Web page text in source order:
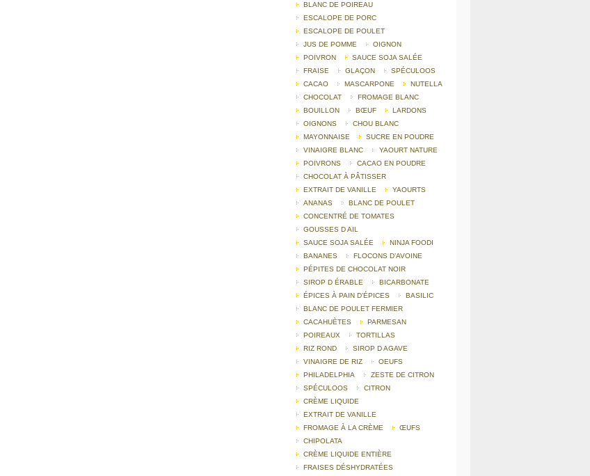
BLANC DE POIREAU
ESCALOPE DE PORC
ESCALOPE DE POULET
JUS DE POMME
OIGNON
POIVRON
SAUCE SOJA SALÉE
FRAISE
GLAÇON
SPÉCULOOS
CACAO
MASCARPONE
NUTELLA
CHOCOLAT
FROMAGE BLANC
BOUILLON
BŒUF
LARDONS
OIGNONS
CHOU BLANC
MAYONNAISE
SUCRE EN POUDRE
VINAIGRE BLANC
YAOURT NATURE
POIVRONS
CACAO EN POUDRE
CHOCOLAT À PÂTISSER
EXTRAIT DE VANILLE
YAOURTS
ANANAS
BLANC DE POULET
CONCENTRÉ DE TOMATES
GOUSSES D AIL
SAUCE SOJA SALÉE
NINJA FOODI
BANANES
FLOCONS D’AVOINE
PÉPITES DE CHOCOLAT NOIR
SIROP D ÉRABLE
BICARBONATE
ÉPICES À PAIN D’ÉPICES
BASILIC
BLANC DE POULET FERMIER
CACAHUÈTES
PARMESAN
POIREAUX
TORTILLAS
RIZ ROND
SIROP D AGAVE
VINAIGRE DE RIZ
OEUFS
PHILADELPHIA
ZESTE DE CITRON
SPÉCULOOS
CITRON
CRÈME LIQUIDE
EXTRAIT DE VANILLE
FROMAGE À LA CRÈME
ŒUFS
CHIPOLATA
CRÈME LIQUIDE ENTIÈRE
FRAISES DÉSHYDRATÉES